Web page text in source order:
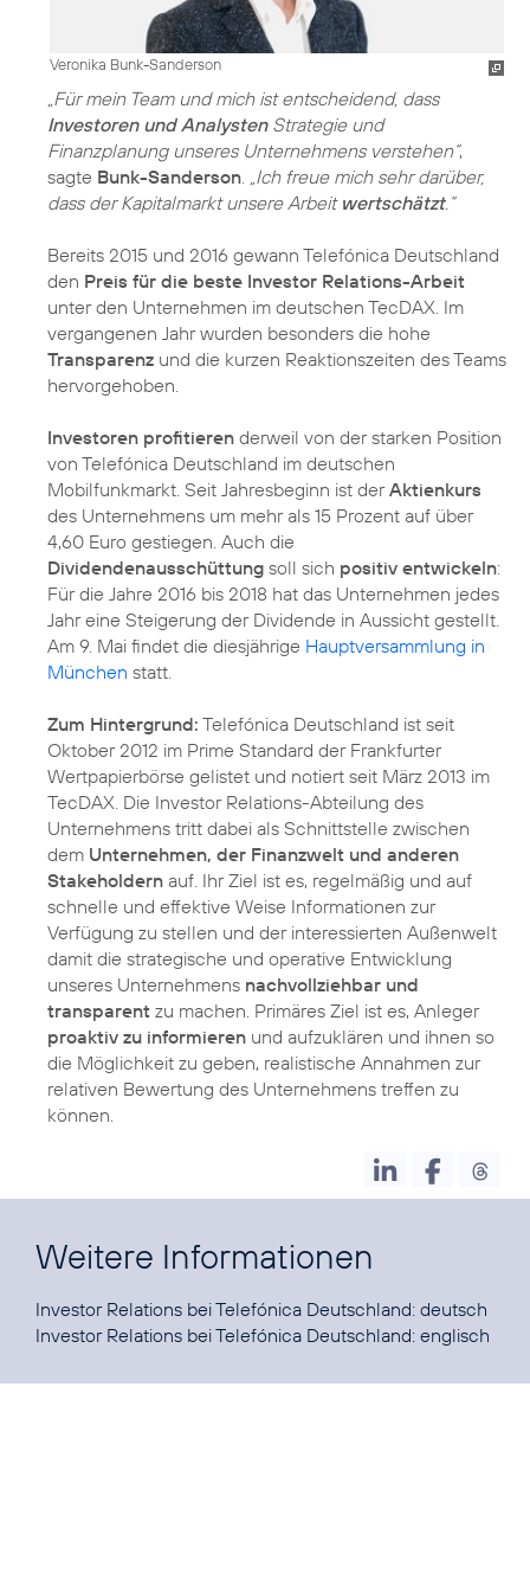
Veronika Bunk-Sanderson
„Für mein Team und mich ist entscheidend, dass
Investoren und AnalystenStrategie und
Finanzplanung unseres Unternehmens verstehen“,
sagte Bunk-Sanderson. „Ich freue mich sehr darüber,
dass der Kapitalmarkt unsere Arbeit wertschätzt.“
Bereits 2015 und 2016 gewann Telefónica Deutschland
den Preis für die beste Investor Relations-Arbeit
unter den Unternehmen im deutschen TecDAX. Im
vergangenen Jahr wurden besonders die hohe
Transparenz und die kurzen Reaktionszeiten des Teams
hervorgehoben.
Investoren profitieren derweil von der starken Position
von Telefónica Deutschland im deutschen
Mobilfunkmarkt. Seit Jahresbeginn ist derAktienkurs
des Unternehmens um mehr als 15 Prozent auf über
4,60 Euro gestiegen. Auch die
Dividendenausschüttung soll sich positiv entwickeln:
Für die Jahre 2016 bis 2018 hat das Unternehmen jedes
Jahr eine Steigerung der Dividende in Aussicht gestellt.
Am 9. Mai findet die diesjährige Hauptversammlung in
München statt.
Zum Hintergrund: Telefónica Deutschland ist seit
Oktober 2012 im Prime Standard der Frankfurter
Wertpapierbörse gelistet und notiert seit März 2013 im
TecDAX. Die Investor Relations-Abteilung des
Unternehmens tritt dabei als Schnittstelle zwischen
dem Unternehmen, der Finanzwelt und anderen
Stakeholdern auf. Ihr Ziel ist es, regelmäßig und auf
schnelle und effektive Weise Informationen zur
Verfügung zu stellen und der interessierten Außenwelt
damit die strategische und operative Entwicklung
unseres Unternehmens nachvollziehbar und
transparent zu machen. Primäres Ziel ist es, Anleger
proaktiv zu informieren und aufzuklären und ihnen so
die Möglichkeit zu geben, realistische Annahmen zur
relativen Bewertung des Unternehmens treffen zu
können.
Weitere Informationen
Investor Relations bei Telefónica Deutschland: deutsch
Investor Relations bei Telefónica Deutschland: englisch